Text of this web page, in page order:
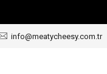
info@meatycheesy.com.tr